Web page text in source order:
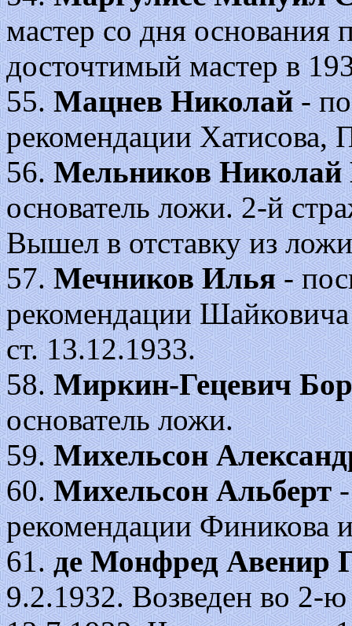
мастер со дня
досточтимый мастер в
55.Мацнев Николай-
рекомендации Хатисова,
56.Мельников
основатель ложи. 2-й
Вышел в отставку из
57.Мечников Илья-
рекомендации
ст. 13.12.1933.
58.Миркин-Гецевич
основатель ложи.
59.Михельсон
60.Михельсон Альберт-
рекомендации Финикова
61.де Монфред Авенир
9.2.1932. Возведен во 2-